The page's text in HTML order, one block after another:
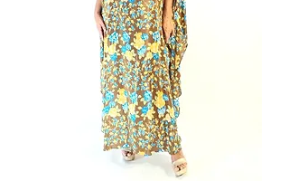
Porte costumes for ladies.